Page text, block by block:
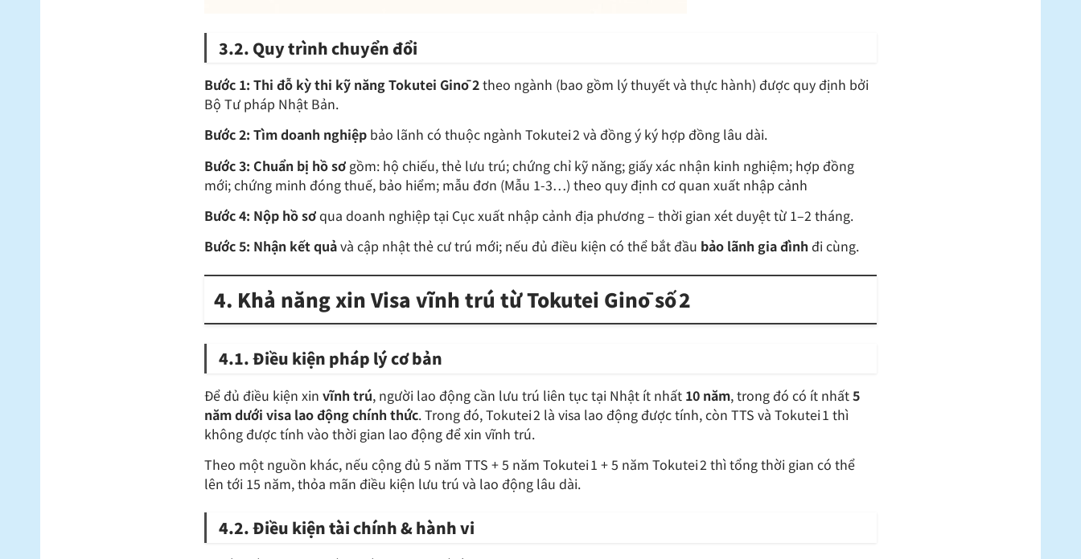
3.2. Quy trình chuyển đổi
Bước 1: Thi đỗ kỳ thi kỹ năng Tokutei Ginō 2theo ngành (bao gồm lý thuyết và thực hành) được quy định bởi
Bộ Tư pháp Nhật Bản.
Bước 2: Tìm doanh nghiệp bảo lãnh có thuộc ngành Tokutei 2 và đồng ý ký hợp đồng lâu dài.
Bước 3: Chuẩn bị hồ sơ gồm: hộ chiếu, thẻ lưu trú; chứng chỉ kỹ năng; giấy xác nhận kinh nghiệm; hợp đồng
mới; chứng minh đóng thuế, bảo hiểm; mẫu đơn (Mẫu 1‑3…) theo quy định cơ quan xuất nhập cảnh
Bước 4: Nộp hồ sơqua doanh nghiệp tại Cục xuất nhập cảnh địa phương – thời gian xét duyệt từ 1–2 tháng.
Bước 5: Nhận kết quảvà cập nhật thẻ cư trú mới; nếu đủ điều kiện có thể bắt đầu bảo lãnh gia đình đi cùng.
4. Khả năng xin Visa vĩnh trú từ Tokutei Ginō số 2
4.1. Điều kiện pháp lý cơ bản
Để đủ điều kiện xinvĩnh trú, người lao động cần lưu trú liên tục tại Nhật ít nhất 10 năm, trong đó có ít nhất5
năm dưới visa lao động chính thức. Trong đó, Tokutei 2 là visa lao động được tính, còn TTS và Tokutei 1 thì
không được tính vào thời gian lao động để xin vĩnh trú.
Theo một nguồn khác, nếu cộng đủ 5 năm TTS + 5 năm Tokutei 1 + 5 năm Tokutei 2 thì tổng thời gian có thể
lên tới 15 năm, thỏa mãn điều kiện lưu trú và lao động lâu dài.
4.2. Điều kiện tài chính & hành vi